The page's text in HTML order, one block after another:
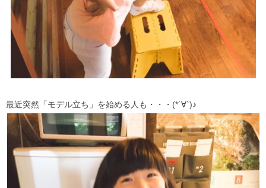
最近突然「モデル立ち」を始める人も・・・(*´∀`)♪